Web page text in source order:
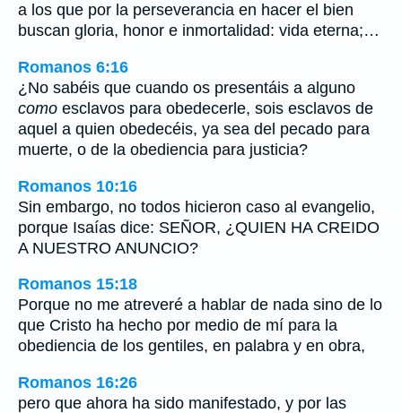
a los que por la perseverancia en hacer el bien
buscan gloria, honor e inmortalidad: vida eterna;…
Romanos 6:16
¿No sabéis que cuando os presentáis a alguno
como esclavos para obedecerle, sois esclavos de
aquel a quien obedecéis, ya sea del pecado para
muerte, o de la obediencia para justicia?
Romanos 10:16
Sin embargo, no todos hicieron caso al evangelio,
porque Isaías dice: SEÑOR, ¿QUIEN HA CREIDO
A NUESTRO ANUNCIO?
Romanos 15:18
Porque no me atreveré a hablar de nada sino de lo
que Cristo ha hecho por medio de mí para la
obediencia de los gentiles, en palabra y en obra,
Romanos 16:26
pero que ahora ha sido manifestado, y por las